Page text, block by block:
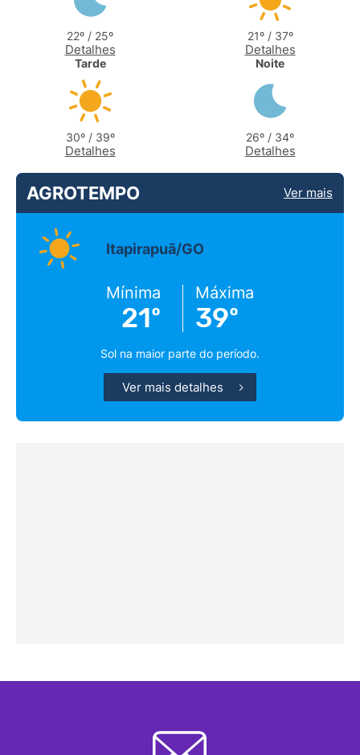
22º / 25º
Detalhes
21º / 37º
Detalhes
Tarde
30º / 39º
Detalhes
Noite
26º / 34º
Detalhes
AGROTEMPO Ver mais
Itapirapuã/GO
Mínima
21º
Máxima
39º
Sol na maior parte do período.
Ver mais detalhes